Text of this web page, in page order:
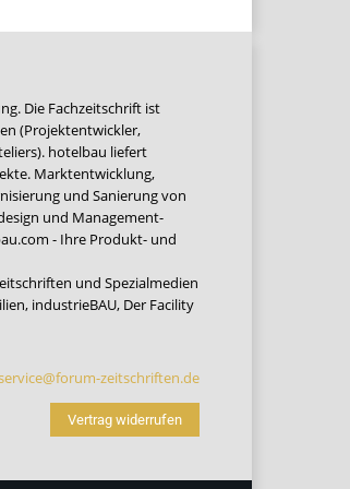
Die Fachzeitschrift ist
(Projektentwickler,
hotelbau liefert
Marktentwicklung,
und Sanierung von
und Management-
- Ihre Produkt- und
und Spezialmedien
, industrieBAU, Der Facility
zeitschriften.de
Vertrag widerrufen